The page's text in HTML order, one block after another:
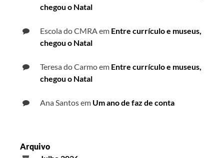
chegou o Natal
Escola do CMRA em Entre currículo e museus,
chegou o Natal
Teresa do Carmoem Entre currículo e museus,
chegou o Natal
Ana Santosem Um ano de faz de conta
Arquivo